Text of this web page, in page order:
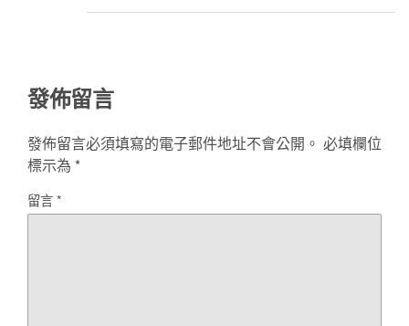
發佈留言
發佈留言必須填寫的電子郵件地址不會公開。 必填欄位
標示為 *
留言*